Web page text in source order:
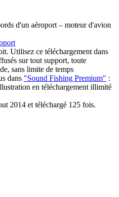
d'un aéroport – moteur d'avion
Utilisez ce téléchargement dans
sur tout support, toute
sans limite de temps
dans "Sound Fishing Premium" :
en téléchargement illimité
2014 et téléchargé 125 fois.